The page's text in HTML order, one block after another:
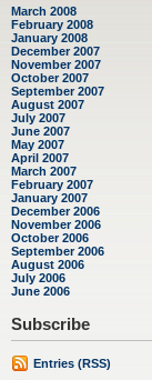
March 2008
February 2008
January 2008
December 2007
November 2007
October 2007
September 2007
August 2007
July 2007
June 2007
May 2007
April 2007
March 2007
February 2007
January 2007
December 2006
November 2006
October 2006
September 2006
August 2006
July 2006
June 2006
Subscribe
Entries (RSS)